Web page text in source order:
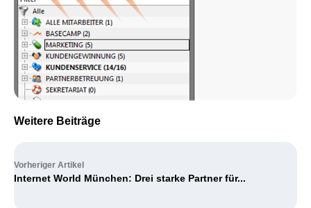
Weitere Beiträge
Vorheriger Artikel
Internet World München: Drei starke Partner für...